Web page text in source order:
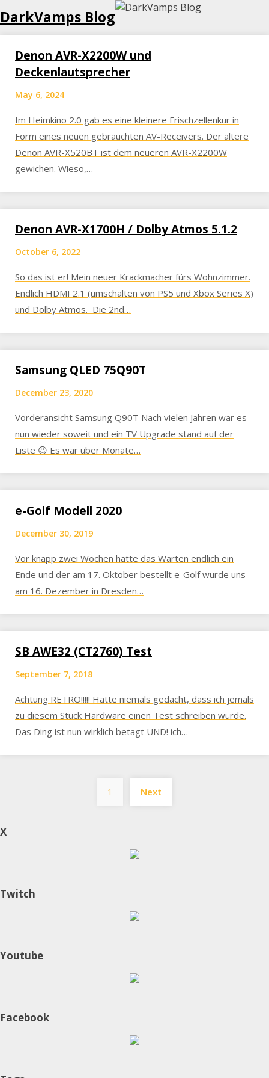
to
content
DarkVamps Blog
Denon AVR-X2200W und
Deckenlautsprecher
May 6, 2024
Im Heimkino 2.0 gab es eine kleinere Frischzellenkur in
Form eines neuen gebrauchten AV-Receivers. Der ältere
Denon AVR-X520BT ist dem neueren AVR-X2200W
gewichen. Wieso,…
Denon AVR-X1700H / Dolby Atmos 5.1.2
October 6, 2022
So das ist er! Mein neuer Krackmacher fürs Wohnzimmer.
Endlich HDMI 2.1 (umschalten von PS5 und Xbox Series X)
und Dolby Atmos. Die 2nd…
Samsung QLED 75Q90T
December 23, 2020
Vorderansicht Samsung Q90T Nach vielen Jahren war es
nun wieder soweit und ein TV Upgrade stand auf der
Liste 😉 Es war über Monate…
e-Golf Modell 2020
December 30, 2019
Vor knapp zwei Wochen hatte das Warten endlich ein
Ende und der am 17. Oktober bestellt e-Golf wurde uns
am 16. Dezember in Dresden…
SB AWE32 (CT2760) Test
September 7, 2018
Achtung RETRO!!!!! Hätte niemals gedacht, dass ich jemals
zu diesem Stück Hardware einen Test schreiben würde.
Das Ding ist nun wirklich betagt UND! ich…
Posts
pagination
1 Next
X
Twitch
Youtube
Facebook